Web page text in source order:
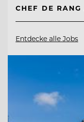
Entdecke alle Jobs